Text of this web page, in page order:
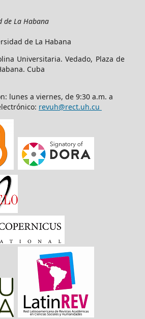
de La Habana
de La Habana
Universitaria. Vedado, Plaza de
Cuba
lunes a viernes, de 9:30 a.m. a
revuh@rect.uh.cu